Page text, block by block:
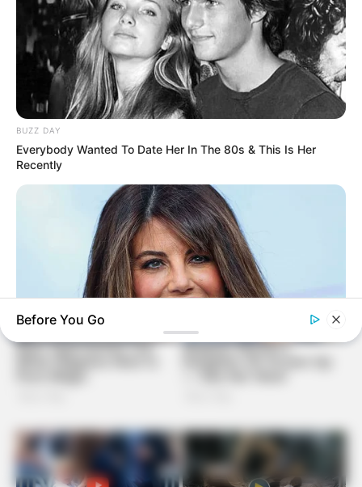
BUZZ DAY
Everybody Wanted To Date Her In The 80s & This Is Her
Recently
Before You Go